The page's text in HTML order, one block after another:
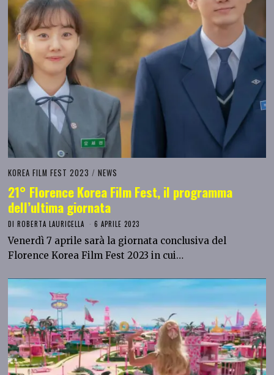
KOREA FILM FEST 2023 / NEWS
21° Florence Korea Film Fest, il programma
dell’ultima giornata
DIROBERTA LAURICELLA 6 APRILE 2023
Venerdì 7 aprile sarà la giornata conclusiva del
Florence Korea Film Fest 2023 in cui…